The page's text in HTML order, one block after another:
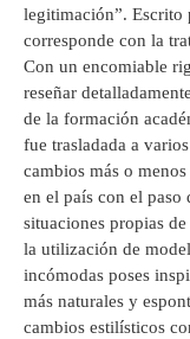
legitimación”. Escrito
corresponde con la
Con un encomiable
reseñar
de la formación
fue trasladada a
cambios más o
en el país con el
situaciones propias
la utilización de
incómodas poses
más naturales y
cambios estilísticos